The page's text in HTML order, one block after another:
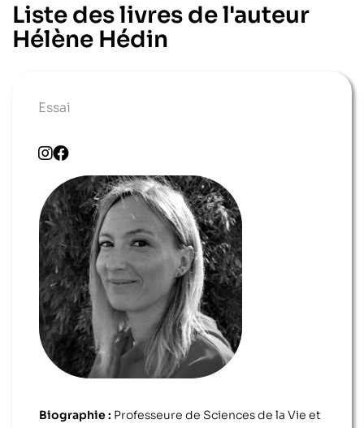
Liste des livres de l'auteur
Hélène Hédin
Essai
Biographie : Professeure de Sciences de la Vie et